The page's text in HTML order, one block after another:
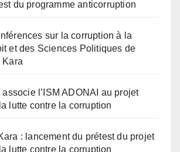
et des Sciences Politiques de
Kara
lutte contre la corruption
lutte contre la corruption